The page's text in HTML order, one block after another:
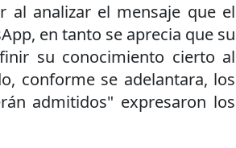
al analizar el mensaje que el
en tanto se aprecia que su
su conocimiento cierto al
conforme se adelantara, los
admitidos" expresaron los